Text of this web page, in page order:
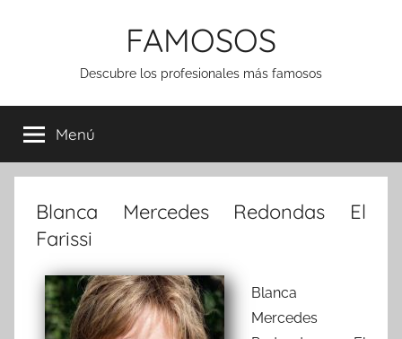
FAMOSOS
Descubre los profesionales más famosos
Menú
Blanca Mercedes Redondas El
Farissi
Blanca
Mercedes